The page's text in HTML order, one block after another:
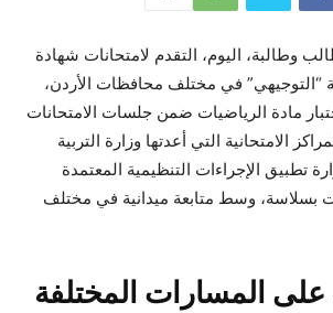
من 56 ألف طالب وطالبة، اليوم، التقدم لامتحانات شهادة
“التوجيهي” في مختلف محافظات الأردن،
مادة الرياضيات ضمن جلسات الامتحانات
الامتحانية التي أعدتها وزارة التربية
تطبيق الإجراءات التنظيمية المعتمدة
بسلاسة، وسط متابعة ميدانية في مختلف
على المسارات المختلفة